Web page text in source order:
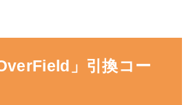
」引換コー